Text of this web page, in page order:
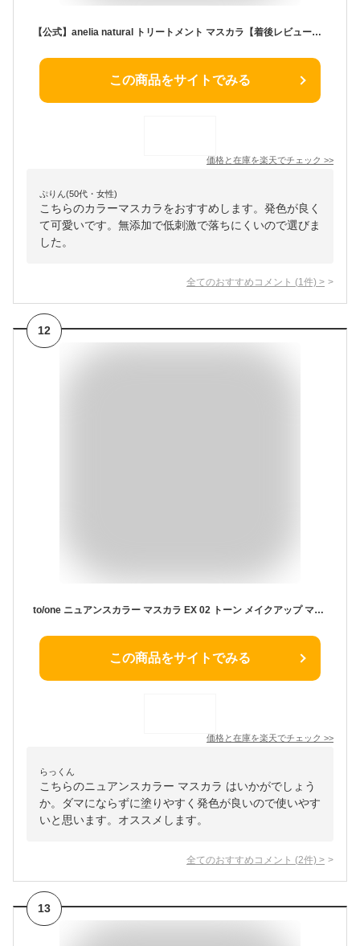
【公式】anelia natural トリートメント マスカラ【着後レビューで1,000円クーポン】 無添加 まつ毛美容液 お湯で落とせる ロング カール セパレート 低刺激 無添加 吉川ひなの プロデュース アネリアナチュラル
この商品をサイトでみる
価格と在庫を楽天でチェック >>
ぷりん(50代・女性)
こちらのカラーマスカラをおすすめします。発色が良く
て可愛いです。無添加で低刺激で落ちにくいので選びま
した。
全てのおすすめコメント (1 件) >
12
to/one ニュアンスカラー マスカラ EX 02 トーン メイクアップ マスカラ
この商品をサイトでみる
価格と在庫を楽天でチェック >>
らっくん
こちらのニュアンスカラー マスカラ はいかがでしょう
か。ダマにならずに塗りやすく発色が良いので使いやす
いと思います。オススメします。
全てのおすすめコメント (2件) >
13